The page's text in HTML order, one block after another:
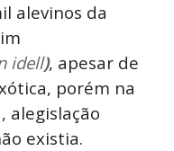
alevinos da
idell), apesar de
porém na
alegislação
existia.